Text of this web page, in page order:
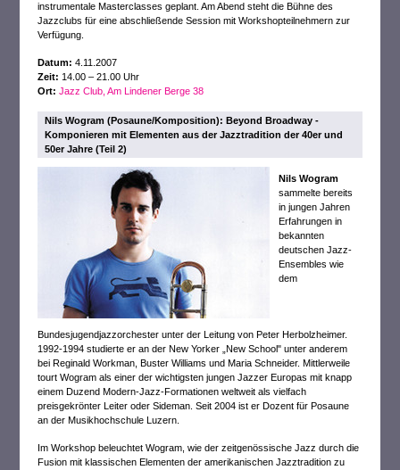
instrumentale Masterclasses geplant. Am Abend steht die Bühne des
Jazzclubs für eine abschließende Session mit Workshopteilnehmern zur
Verfügung.
Datum: 4.11.2007
Zeit: 14.00 – 21.00 Uhr
Ort: Jazz Club, Am Lindener Berge 38
Nils Wogram (Posaune/Komposition): Beyond Broadway -
Komponieren mit Elementen aus der Jazztradition der 40er und
50er Jahre (Teil 2)
Nils Wogram
sammelte bereits
in jungen Jahren
Erfahrungen in
bekannten
deutschen Jazz-
Ensembles wie
dem
Bundesjugendjazzorchester unter der Leitung von Peter Herbolzheimer.
1992-1994 studierte er an der New Yorker „New School" unter anderem
bei Reginald Workman, Buster Williams und Maria Schneider. Mittlerweile
tourt Wogram als einer der wichtigsten jungen Jazzer Europas mit knapp
einem Duzend Modern-Jazz-Formationen weltweit als vielfach
preisgekrönter Leiter oder Sideman. Seit 2004 ist er Dozent für Posaune
an der Musikhochschule Luzern.
Im Workshop beleuchtet Wogram, wie der zeitgenössische Jazz durch die
Fusion mit klassischen Elementen der amerikanischen Jazztradition zu